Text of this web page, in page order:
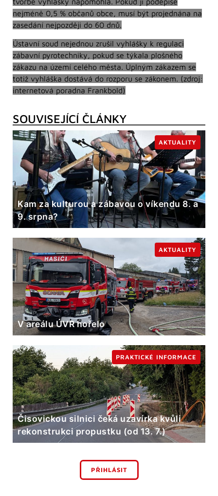
nejméně 0,5 % občanů obce, musí být projednána na
zasedání nejpozději do 60 dnů.
Ústavní soud nejednou zrušil vyhlášky k regulaci
zábavní pyrotechniky, pokud se týkala plošného
zákazu na území celého města. Úplným zákazem se
totiž vyhláška dostává do rozporu se zákonem. (zdroj:
internetová poradna Frankbold)
SOUVISEJÍCÍ ČLÁNKY
Kam za kulturou a zábavou o víkendu 8. a
9. srpna?
AKTUALITY
V areálu ÚVR hořelo
AKTUALITY
Čisovickou silnici čeká uzavírka kvůli
rekonstrukci propustku (od 13. 7.)
PRAKTICKÉ INFORMACE
PŘIHLÁSIT